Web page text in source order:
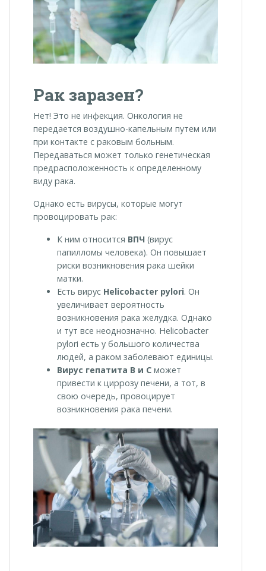
Рак заразен?
Нет! Это не инфекция. Онкология не
передается воздушно-капельным путем или
при контакте с раковым больным.
Передаваться может только генетическая
предрасположенность к определенному
виду рака.
Однако есть вирусы, которые могут
провоцировать рак:
К ним относится ВПЧ (вирус
папилломы человека). Он повышает
риски возникновения рака шейки
матки.
Есть вирус Helicobacter pylori. Он
увеличивает вероятность
возникновения рака желудка. Однако
и тут все неоднозначно. Helicobacter
pylori есть у большого количества
людей, а раком заболевают единицы.
Вирус гепатита В и С может
привести к циррозу печени, а тот, в
свою очередь, провоцирует
возникновения рака печени.